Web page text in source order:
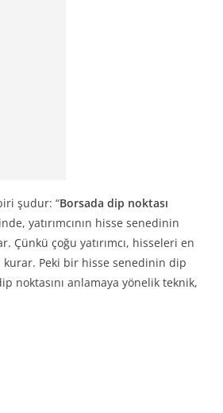
şudur: “Borsada dip noktası
yatırımcının hisse senedinin
Çünkü çoğu yatırımcı, hisseleri en
Peki bir hisse senedinin dip
noktasını anlamaya yönelik teknik,